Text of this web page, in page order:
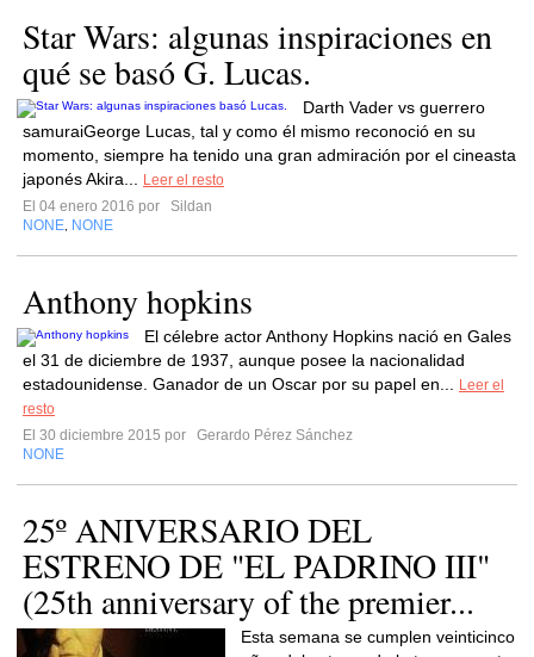
Star Wars: algunas inspiraciones en
qué se basó G. Lucas.
Darth Vader vs guerrero
samuraiGeorge Lucas, tal y como él mismo reconoció en su
momento, siempre ha tenido una gran admiración por el cineasta
japonés Akira...
Leer el resto
El 04 enero 2016 por
Sildan
NONE NONE
Anthony hopkins
El célebre actor Anthony Hopkins nació en Gales
el 31 de diciembre de 1937, aunque posee la nacionalidad
estadounidense. Ganador de un Oscar por su papel en...
Leer el
resto
El 30 diciembre 2015 por
Gerardo Pérez Sánchez
NONE
25º ANIVERSARIO DEL
ESTRENO DE "EL PADRINO III"
(25th anniversary of the premier...
Esta semana se cumplen veinticinco